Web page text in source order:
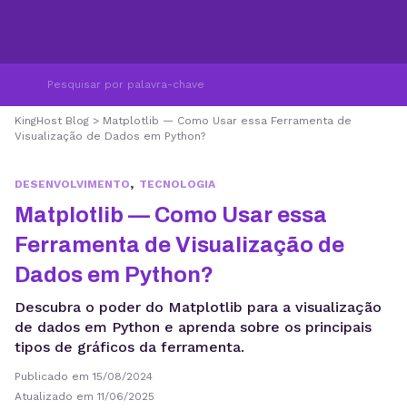
KingHost Blog > Matplotlib — Como Usar essa Ferramenta de
Visualização de Dados em Python?
DESENVOLVIMENTO, TECNOLOGIA
Matplotlib — Como Usar essa
Ferramenta de Visualização de
Dados em Python?
Descubra o poder do Matplotlib para a visualização
de dados em Python e aprenda sobre os principais
tipos de gráficos da ferramenta.
Publicado em 15/08/2024
Atualizado em 11/06/2025